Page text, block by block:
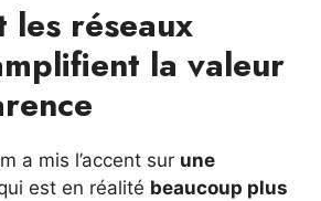
les réseaux
la valeur
a mis l’accent sur une
est en réalité beaucoup plus